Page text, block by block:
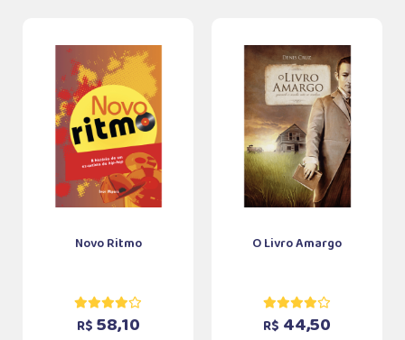
Novo Ritmo
R$ 58,10
O Livro Amargo
R$ 44,50